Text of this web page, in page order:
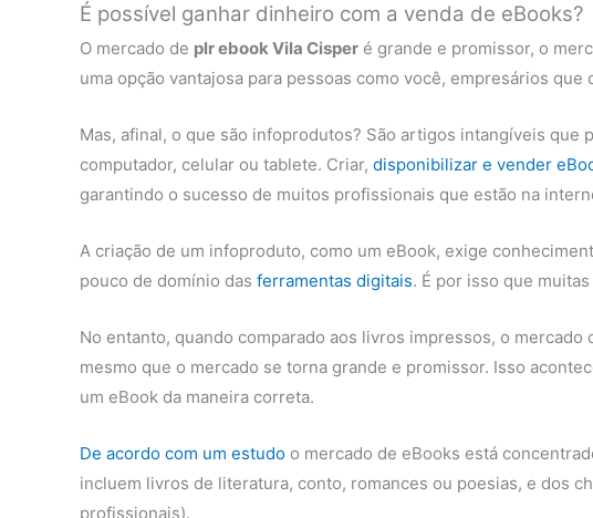
É possível ganhar dinheiro com a venda de eBooks?
O mercado de plr ebook Vila Cisper é grande e promissor, o
uma opção vantajosa para pessoas como você, empresários
Mas, afinal, o que são infoprodutos? São artigos intangíveis que
computador, celular ou tablete. Criar, disponibilizar e vender
garantindo o sucesso de muitos profissionais que estão na
A criação de um infoproduto, como um eBook, exige
pouco de domínio das ferramentas digitais. É por isso que
No entanto, quando comparado aos livros impressos, o
mesmo que o mercado se torna grande e promissor. Isso
um eBook da maneira correta.
De acordo com um estudo o mercado de eBooks está
incluem livros de literatura, conto, romances ou poesias, e dos
profissionais).